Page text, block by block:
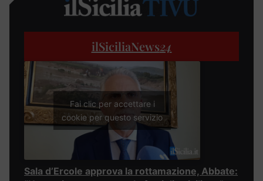
ilSiciliaNews24
Fai clic per accettare i
cookie per questo servizio
Sala d’Ercole approva la rottamazione, Abbate: